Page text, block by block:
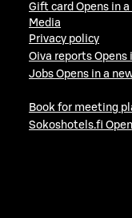
Gift card Opens in
Media
Privacy policy
Oiva reports Opens
Jobs Opens in a
Book for meeting
Sokoshotels.fi